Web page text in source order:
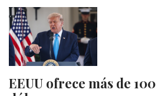
EEUU ofrece más de